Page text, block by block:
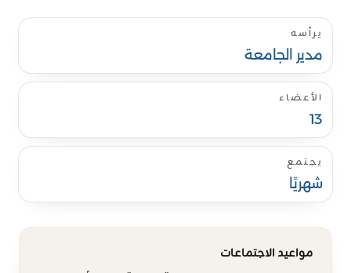
يرأسه
مدير الجامعة
الأعضاء
13
يجتمع
شهريًا
مواعيد الاجتماعات